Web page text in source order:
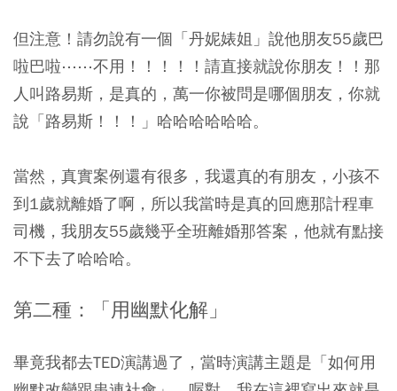
但注意！請勿說有一個「丹妮婊姐」說他朋友55歲巴
啦巴啦⋯⋯不用！！！！！請直接就說你朋友！！那
人叫路易斯，是真的，萬一你被問是哪個朋友，你就
說「路易斯！！！」哈哈哈哈哈哈。
當然，真實案例還有很多，我還真的有朋友，小孩不
到1歲就離婚了啊，所以我當時是真的回應那計程車
司機，我朋友55歲幾乎全班離婚那答案，他就有點接
不下去了哈哈哈。
第二種：「用幽默化解」
畢竟我都去TED演講過了，當時演講主題是「如何用